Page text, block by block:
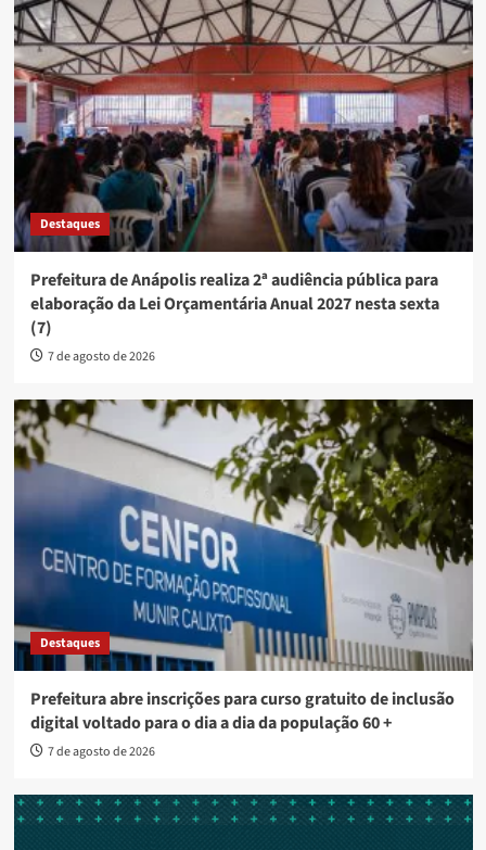
Destaques
Prefeitura de Anápolis realiza 2ª audiência pública para
elaboração da Lei Orçamentária Anual 2027 nesta sexta
(7)
7 de agosto de 2026
Destaques
Prefeitura abre inscrições para curso gratuito de inclusão
digital voltado para o dia a dia da população 60 +
7 de agosto de 2026